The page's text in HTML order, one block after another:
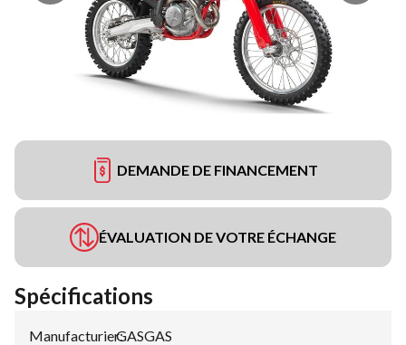
DEMANDE DE FINANCEMENT
ÉVALUATION DE VOTRE ÉCHANGE
Spécifications
Manufacturier:
GASGAS